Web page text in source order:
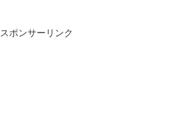
スポンサーリンク